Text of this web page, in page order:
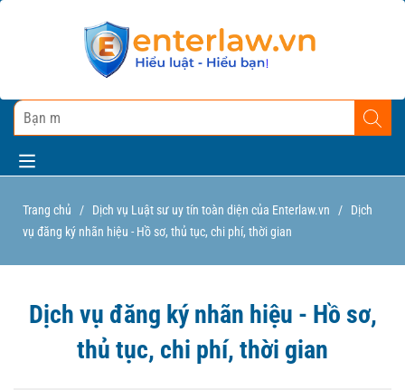
Trang chủ / Dịch vụ Luật sư uy tín toàn diện của Enterlaw.vn /
Dịch
vụ đăng ký nhãn hiệu - Hồ sơ, thủ tục, chi phí, thời gian
Dịch vụ đăng ký nhãn hiệu - Hồ sơ,
thủ tục, chi phí, thời gian